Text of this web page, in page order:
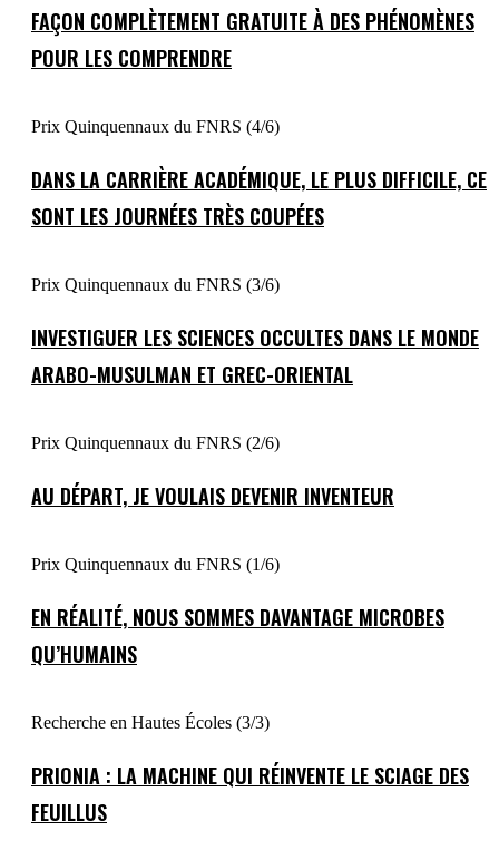
FAÇON COMPLÈTEMENT GRATUITE À DES PHÉNOMÈNES
POUR LES COMPRENDRE
Prix Quinquennaux du FNRS (4/6)
DANS LA CARRIÈRE ACADÉMIQUE, LE PLUS DIFFICILE, CE
SONT LES JOURNÉES TRÈS COUPÉES
Prix Quinquennaux du FNRS (3/6)
INVESTIGUER LES SCIENCES OCCULTES DANS LE MONDE
ARABO-MUSULMAN ET GREC-ORIENTAL
Prix Quinquennaux du FNRS (2/6)
AU DÉPART, JE VOULAIS DEVENIR INVENTEUR
Prix Quinquennaux du FNRS (1/6)
EN RÉALITÉ, NOUS SOMMES DAVANTAGE MICROBES
QU’HUMAINS
Recherche en Hautes Écoles (3/3)
PRIONIA : LA MACHINE QUI RÉINVENTE LE SCIAGE DES
FEUILLUS